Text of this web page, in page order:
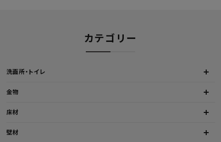
カテゴリー
洗面所・トイレ
金物
床材
壁材